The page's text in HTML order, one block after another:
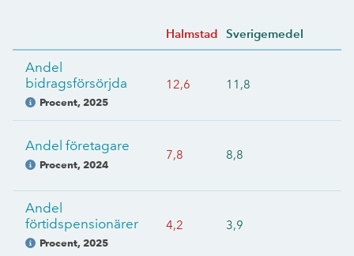
Halmstad Sverigemedel
Andel
bidragsförsörjda
Procent, 2025
12,6 11,8
Andel företagare
Procent, 2024
7,8 8,8
Andel
förtidspensionärer
Procent, 2025
4,2 3,9